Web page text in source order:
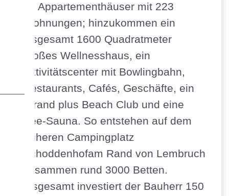
36 Appartementhäuser mit 223
Wohnungen; hinzukommen ein
insgesamt 1600 Quadratmeter
großes Wellnesshaus, ein
Aktivitätscenter mit Bowlingbahn,
Restaurants, Cafés, Geschäfte, ein
Strand plus Beach Club und eine
See-Sauna. So entstehen auf dem
früheren Campingplatz
Schoddenhofam Rand von Lembruch
zusammen rund 3000 Betten.
Insgesamt investiert der Bauherr 150